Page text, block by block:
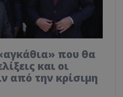
που θα
και οι
από την κρίσιμη